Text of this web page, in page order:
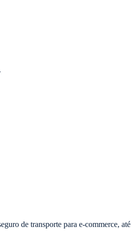
de transporte para e-commerce,